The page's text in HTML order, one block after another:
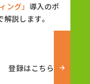
ング」 導入のポ
説します。
登録はこちら